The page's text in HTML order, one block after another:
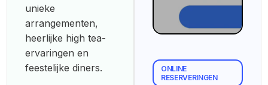
unieke
arrangementen,
heerlijke high tea-
ervaringen en
feestelijke diners.
ONLINE
RESERVERINGEN